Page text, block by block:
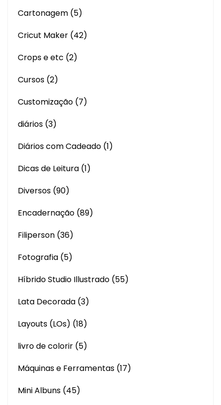
Cartonagem (5)
Cricut Maker (42)
Crops e etc (2)
Cursos (2)
Customização (7)
diários (3)
Diários com Cadeado (1)
Dicas de Leitura (1)
Diversos (90)
Encadernação (89)
Filiperson (36)
Fotografia (5)
Híbrido Studio Illustrado (55)
Lata Decorada (3)
Layouts (LOs) (18)
livro de colorir (5)
Máquinas e Ferramentas (17)
Mini Albuns (45)